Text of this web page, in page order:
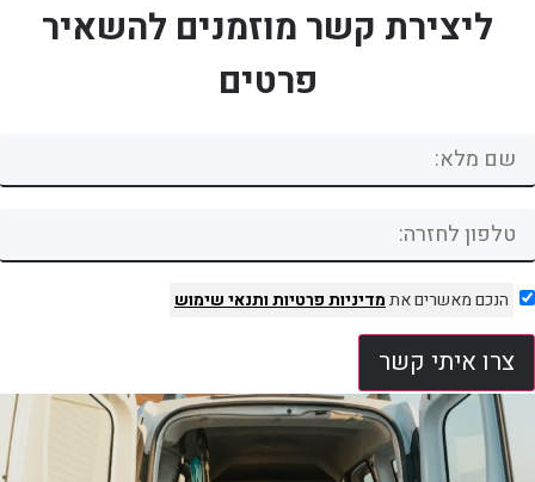
ליצירת קשר מוזמנים להשאיר
פרטים
הנכם מאשרים אתמדיניות פרטיותותנאי שימוש
צרו איתי קשר